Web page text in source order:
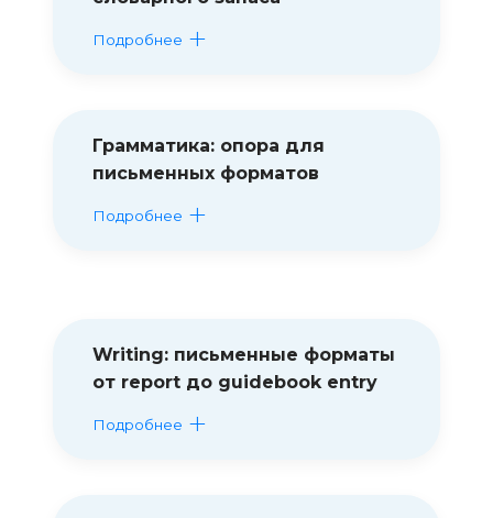
Подробнее
Грамматика: опора для
письменных форматов
Подробнее
Writing: письменные форматы
от report до guidebook entry
Подробнее